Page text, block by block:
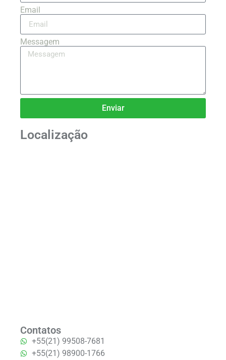
Email
Messagem
Enviar
Localização
Contatos
+55(21) 99508-7681
+55(21) 98900-1766